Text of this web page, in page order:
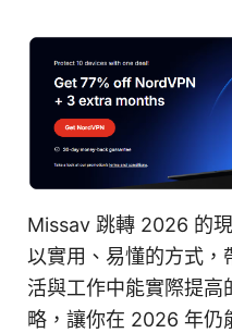
Missav 跳轉 2026 的
以實用、易懂的方式，
活與工作中能實際提
略，讓你在 2026 年仍